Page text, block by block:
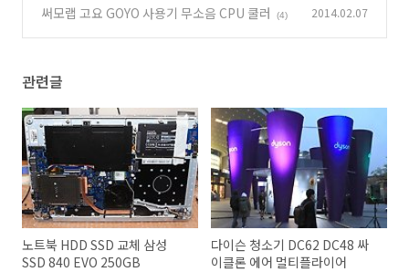
써모랩 고요 GOYO 사용기 무소음 CPU 쿨러 (4) 2014.02.07
관련글
노트북 HDD SSD 교체 삼성
SSD 840 EVO 250GB
다이슨 청소기 DC62 DC48 싸
이클론 에어 멀티플라이어